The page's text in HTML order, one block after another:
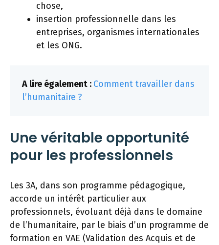
chose,
insertion professionnelle dans les
entreprises, organismes internationales
et les ONG.
A lire également : Comment travailler dans
l’humanitaire ?
Une véritable opportunité
pour les professionnels
Les 3A, dans son programme pédagogique,
accorde un intérêt particulier aux
professionnels, évoluant déjà dans le domaine
de l’humanitaire, par le biais d’un programme de
formation en VAE (Validation des Acquis et de